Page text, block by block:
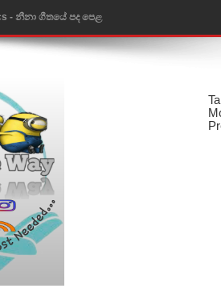
Lyrics - අහිමි විමයි හිමි ගීතයේ පද පෙළ
Lyrics - මතක පාරනා ගීතයේ පද පෙළ
Lyrics - නිම්නාදෙන් ගීතයේ පද පෙළ
Song Lyrics - ඔබමයි මගේ ආදරේ ගීතයේ පද පෙළ
Lyrics - පන්සල් ගිහිං ගීතයේ පද පෙළ
- අංකෙළිය ගීතයේ පද පෙළ
- ඩියර් ගෝඩ් ගීතයේ පද පෙළ
Song Lyrics - මනමාල කතා ගීතයේ පද පෙළ
Burna Boy | 2026 football world cup song